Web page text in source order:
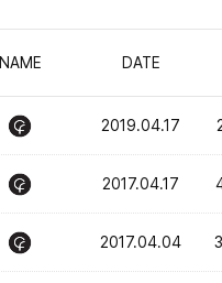
NAME DATE
2019.04.17
2017.04.17
2017.04.04